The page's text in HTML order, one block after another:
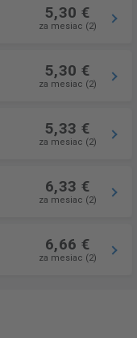
5,30 €
za mesiac (2)
5,30 €
za mesiac (2)
5,33 €
za mesiac (2)
6,33 €
za mesiac (2)
6,66 €
za mesiac (2)